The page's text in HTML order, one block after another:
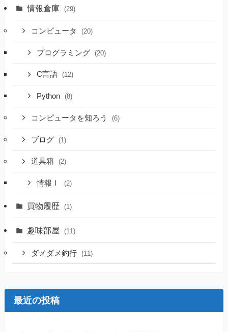
情報倉庫 (29)
コンピュータ (20)
プログラミング (20)
C言語 (12)
Python (8)
コンピュータを知ろう (6)
ブログ (1)
道具箱 (2)
情報Ⅰ (2)
買物履歴 (1)
趣味部屋 (11)
ダメダメ釣行 (11)
最近の投稿